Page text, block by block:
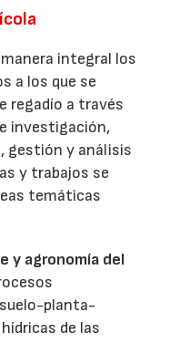
integral los
a los que se
regadío a través
investigación,
gestión y análisis
y trabajos se
temáticas
y agronomía del
planta-
de las